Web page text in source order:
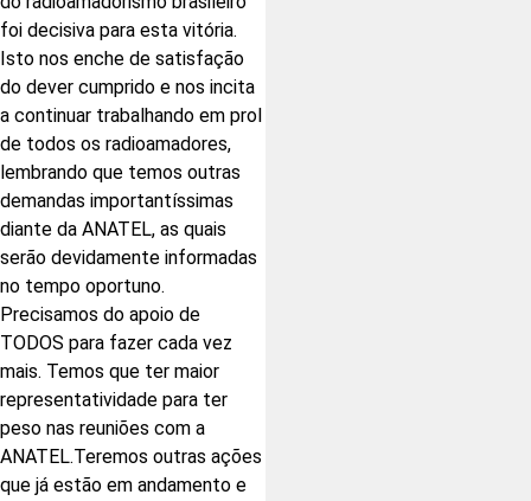
foi decisiva para esta vitória.
Isto nos enche de satisfação
do dever cumprido e nos incita
a continuar trabalhando em prol
de todos os radioamadores,
lembrando que temos outras
demandas importantíssimas
diante da ANATEL, as quais
serão devidamente informadas
no tempo oportuno.
Precisamos do apoio de
TODOS para fazer cada vez
mais. Temos que ter maior
representatividade para ter
peso nas reuniões com a
ANATEL.Teremos outras ações
que já estão em andamento e